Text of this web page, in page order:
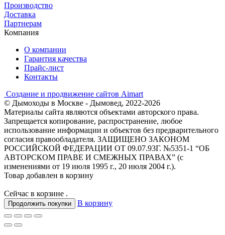
Производство
Доставка
Партнерам
Компания
О компании
Гарантия качества
Прайс-лист
Контакты
Создание и продвижение сайтов Aimart
© Дымоходы в Москве - Дымовед, 2022-2026
Материалы сайта являются объектами авторского права.
Запрещается копирование, распространение, любое
использование информации и объектов без предварительного
согласия правообладателя. ЗАЩИЩЕНО ЗАКОНОМ
РОССИЙСКОЙ ФЕДЕРАЦИИ ОТ 09.07.93Г. №5351-1 “ОБ
АВТОРСКОМ ПРАВЕ И СМЕЖНЫХ ПРАВАХ” (с
изменениями от 19 июля 1995 г., 20 июля 2004 г.).
Товар добавлен в корзину
Сейчас в корзине .
Продолжить покупки В корзину